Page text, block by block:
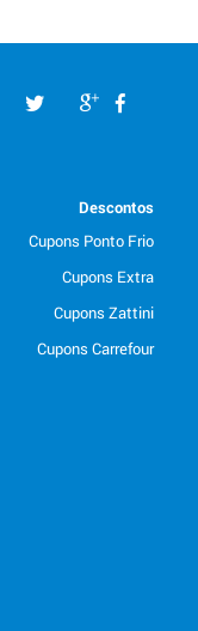
Descontos
Cupons Ponto Frio
Cupons Extra
Cupons Zattini
Cupons Carrefour